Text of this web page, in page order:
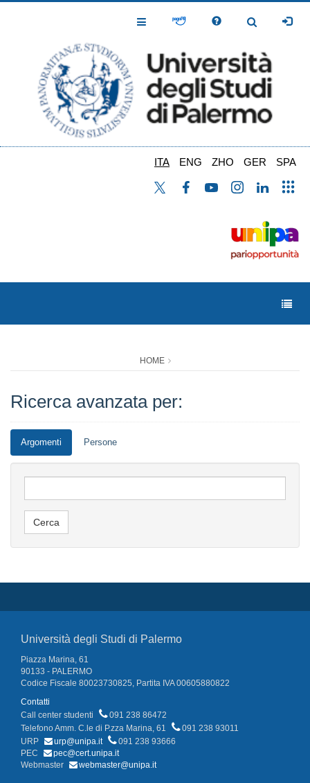
Toggle
Toggle
ITA ENG ZHO GER SPA
HOME
Ricerca avanzata per:
Argomenti Persone
Università degli Studi di Palermo
Piazza Marina, 61
90133 - PALERMO
Codice Fiscale 80023730825, Partita IVA 00605880822
Contatti
Call center studenti
091 238 86472
Telefono Amm. C.le di P.zza Marina, 61
091 238 93011
URP
urp@unipa.it
091 238 93666
PEC
pec@cert.unipa.it
Webmaster
webmaster@unipa.it